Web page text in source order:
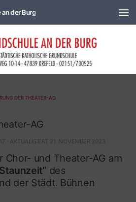
DER THEATER-AG
AG
· AKTUALISIERT 21. NOVEMBER 2023
Chor- und Theater-AG am
des
der Städt. Bühnen